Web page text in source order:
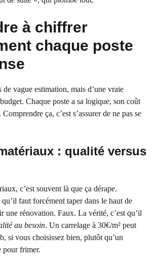
à chiffrer
chaque poste
de vague estimation, mais d’une vraie
Chaque poste a sa logique, son coût
ça, c’est s’assurer de ne pas se
: qualité versus
c’est souvent là que ça dérape.
faut forcément taper dans le haut de
une rénovation. Faux. La vérité, c’est qu’il
au besoin. Un carrelage à 30€/m² peut
si vous choisissez bien, plutôt qu’un
pour frimer.